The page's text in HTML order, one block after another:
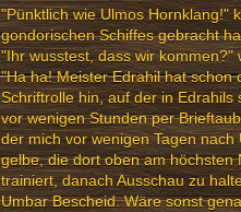
"Pünktlich wie Ulmos Hornklang!"
gondorischen Schiffes gebracht
"Ihr wusstest, dass wir kommen?"
"Ha ha! Meister Edrahil hat schon
Schriftrolle hin, auf der in
vor wenigen Stunden per
der mich vor wenigen Tagen
gelbe, die dort oben am höchsten
trainiert, danach Ausschau zu
Umbar Bescheid. Wäre sonst